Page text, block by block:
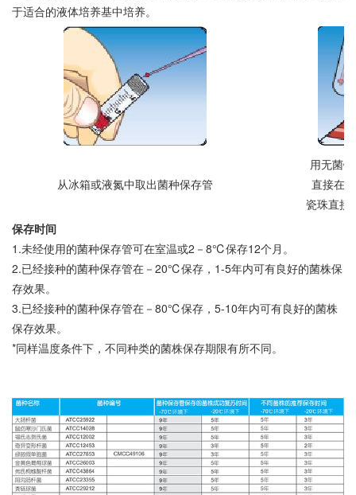
于适合的液体培养基中培养。
从冰箱或液氮中取出菌种保存管
用无菌
直接在
瓷珠直接
保存时间
1.未经使用的菌种保存管可在室温或2－8℃保存12个月。
2.已经接种的菌种保存管在－20℃保存，1-5年内可有良好的菌株保
存效果。
3.已经接种的菌种保存管在－80℃保存，5-10年内可有良好的菌株
保存效果。
*同样温度条件下，不同种类的菌株保存期限有所不同。